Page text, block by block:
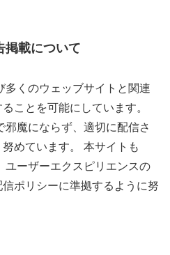
掲載について
多くのウェッブサイトと関連
ことを可能にしています。
魔にならず、適切に配信さ
めています。 本サイトも
ユーザーエクスピリエンスの
ポリシーに準拠するように努